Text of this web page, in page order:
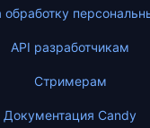
обработку
API разработчикам
Стримерам
Документация Candy